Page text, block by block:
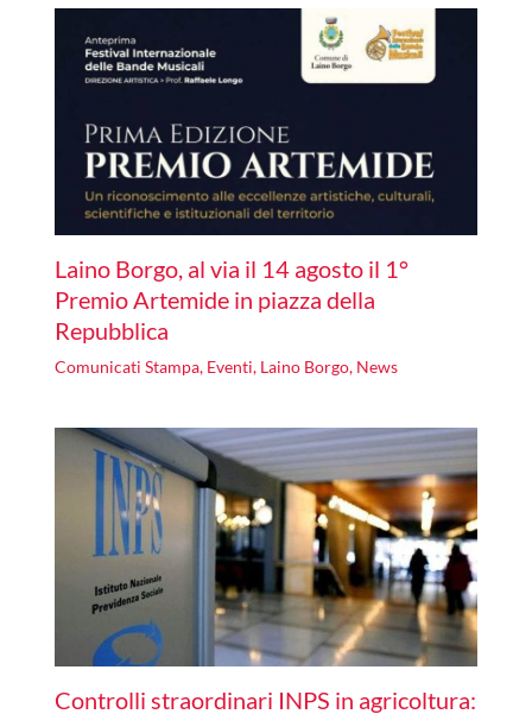
Laino Borgo, al via il 14 agosto il 1°
Premio Artemide in piazza della
Repubblica
Comunicati Stampa, Eventi, Laino Borgo, News
Controlli straordinari INPS in agricoltura: